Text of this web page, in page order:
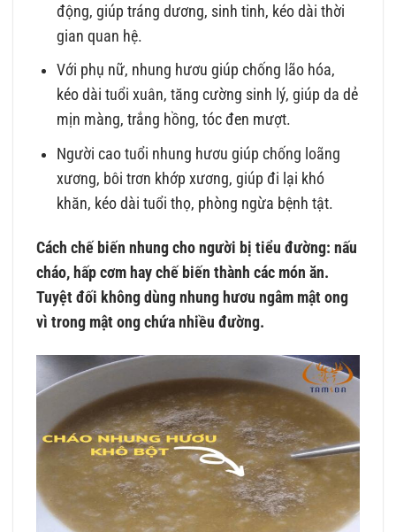
động, giúp tráng dương, sinh tinh, kéo dài thời
gian quan hệ.
Với phụ nữ, nhung hươu giúp chống lão hóa,
kéo dài tuổi xuân, tăng cường sinh lý, giúp da dẻ
mịn màng, trắng hồng, tóc đen mượt.
Người cao tuổi nhung hươu giúp chống loãng
xương, bôi trơn khớp xương, giúp đi lại khó
khăn, kéo dài tuổi thọ, phòng ngừa bệnh tật.
Cách chế biến nhung cho người bị tiểu đường: nấu
cháo, hấp cơm hay chế biến thành các món ăn.
Tuyệt đối không dùng nhung hươu ngâm mật ong
vì trong mật ong chứa nhiều đường.